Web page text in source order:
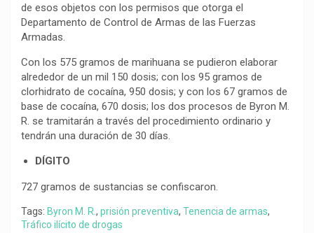
de esos objetos con los permisos que otorga el
Departamento de Control de Armas de las Fuerzas
Armadas.
Con los 575 gramos de marihuana se pudieron elaborar
alrededor de un mil 150 dosis; con los 95 gramos de
clorhidrato de cocaína, 950 dosis; y con los 67 gramos de
base de cocaína, 670 dosis; los dos procesos de Byron M.
R. se tramitarán a través del procedimiento ordinario y
tendrán una duración de 30 días.
DÍGITO
727 gramos de sustancias se confiscaron.
Tags: Byron M. R. , prisión preventiva, Tenencia de armas,
Tráfico ilícito de drogas